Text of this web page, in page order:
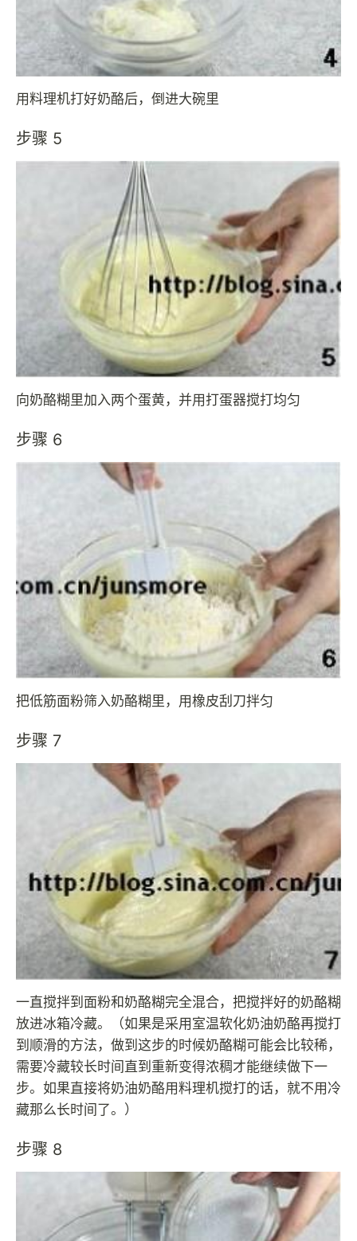
用料理机打好奶酪后，倒进大碗里
步骤 5
向奶酪糊里加入两个蛋黄，并用打蛋器搅打均匀
步骤 6
把低筋面粉筛入奶酪糊里，用橡皮刮刀拌匀
步骤 7
一直搅拌到面粉和奶酪糊完全混合，把搅拌好的奶酪糊
放进冰箱冷藏。（如果是采用室温软化奶油奶酪再搅打
到顺滑的方法，做到这步的时候奶酪糊可能会比较稀，
需要冷藏较长时间直到重新变得浓稠才能继续做下一
步。如果直接将奶油奶酪用料理机搅打的话，就不用冷
藏那么长时间了。）
步骤 8